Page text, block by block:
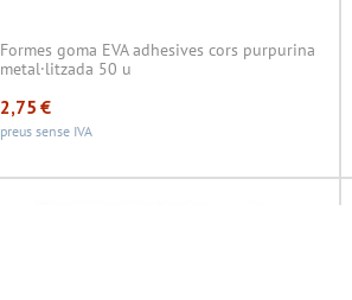
Formes goma EVA adhesives cors purpurina
metal·litzada 50 u
2,75 €
preus sense IVA